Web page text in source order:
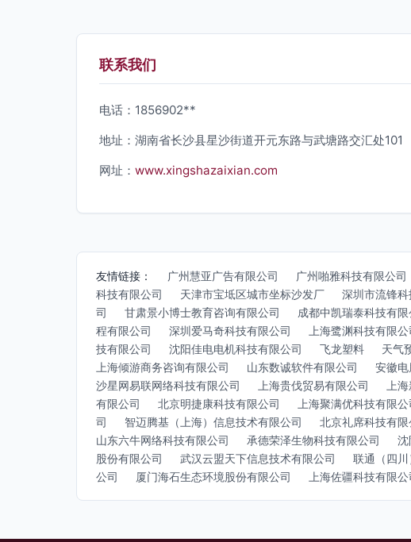
联系我们
电话：1856902**
地址：湖南省长沙县星沙街道开元东路与武塘路交汇处101
网址： www.xingshazaixian.com
友情链接： 广州慧亚广告有限公司 广州啪雅科技有限公司
科技有限公司
天津市宝坻区城市坐标沙发厂 深圳市流锋
司
甘肃景小博士教育咨询有限公司 成都中凯瑞泰科技有限
程有限公司
深圳爱马奇科技有限公司 上海鹭渊科技有限公
技有限公司
沈阳佳电电机科技有限公司 飞龙塑料 天气
上海倾游商务咨询有限公司
山东数诚软件有限公司 安徽电
沙星网易联网络科技有限公司
上海贵伐贸易有限公司 上
有限公司
北京明捷康科技有限公司 上海聚满优科技有限公
司
智迈腾基（上海）信息技术有限公司 北京礼席科技有限
山东六牛网络科技有限公司
承德荣泽生物科技有限公司 沈
股份有限公司
武汉云盟天下信息技术有限公司 联通（四
公司
厦门海石生态环境股份有限公司 上海佐疆科技有限公